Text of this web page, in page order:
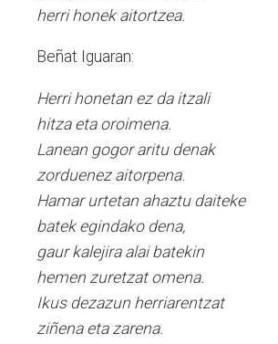
herri honek aitortzea.
Beñat Iguaran:
Herri honetan ez da itzali
hitza eta oroimena.
Lanean gogor aritu denak
zorduenez aitorpena.
Hamar urtetan ahaztu daiteke
batek egindako dena,
gaur kalejira alai batekin
hemen zuretzat omena.
Ikus dezazun herriarentzat
ziñena eta zarena.